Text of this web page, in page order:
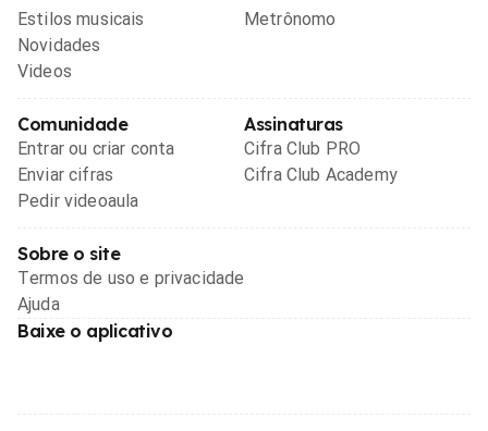
Estilos musicais
Novidades
Videos
Metrônomo
Comunidade
Entrar ou criar conta
Enviar cifras
Pedir videoaula
Assinaturas
Cifra Club PRO
Cifra Club Academy
Sobre o site
Termos de uso e privacidade
Ajuda
Baixe o aplicativo